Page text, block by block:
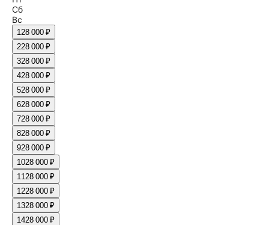
Сб
Вс
128 000 ₽
228 000 ₽
328 000 ₽
428 000 ₽
528 000 ₽
628 000 ₽
728 000 ₽
828 000 ₽
928 000 ₽
1028 000 ₽
1128 000 ₽
1228 000 ₽
1328 000 ₽
1428 000 ₽